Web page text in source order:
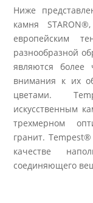
Ниже
камня
европейским
разнообразной
являются более
внимания к их
цветами.
искусственным
трехмерном
гранит.
качестве
соединяющего